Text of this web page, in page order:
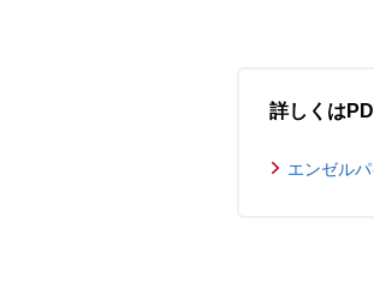
詳しくは
エンゼル